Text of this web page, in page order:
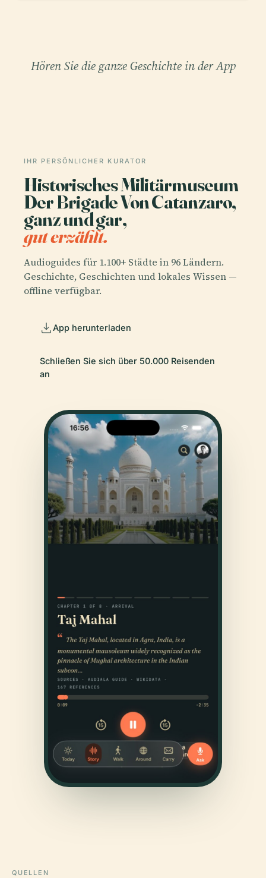
Hören Sie die ganze Geschichte in der App
IHR PERSÖNLICHER KURATOR
Historisches Militärmuseum
Der Brigade Von Catanzaro,
ganz und gar,
gut erzählt.
Audioguides für 1.100+ Städte in 96 Ländern.
Geschichte, Geschichten und lokales Wissen —
offline verfügbar.
App herunterladen
Schließen Sie sich über 50.000 Reisenden
an
QUELLEN